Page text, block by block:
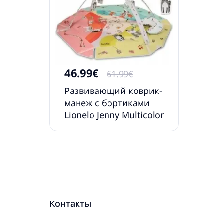
46.99€
61.99€
Развивающий коврик-
манеж с бортиками
Lionelo Jenny Multicolor
Контакты